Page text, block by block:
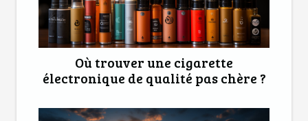
Où trouver une cigarette
électronique de qualité pas chère ?